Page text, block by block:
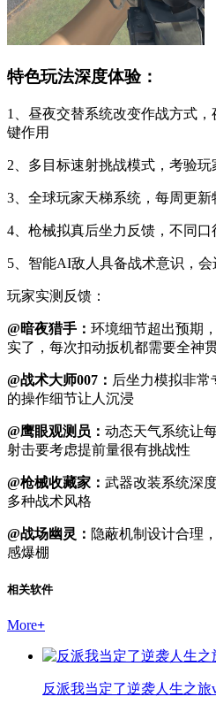
特色玩法深度体验：
1、昼夜交替系统改变作战方式
键作用
2、多目标速射挑战模式，考验
3、全球玩家天梯系统，每周更
4、枪械拟真后坐力反馈，不同
5、智能AI敌人具备战术意识，
玩家实测反馈：
@暗夜猎手： 环境细节超出预期
实了，每次扣动扳机都需要全神
@战术大师007： 后坐力模拟非
的操作细节让人沉浸
@鹰眼观测员： 动态天气系统让
射击要考虑提前量很有挑战性
@枪械收藏家： 武器改装系统深
多种战术风格
@战场幽灵： 隐蔽机制设计合理
感爆棚
相关软件
More+
反派我当定了逆袭人生之旅